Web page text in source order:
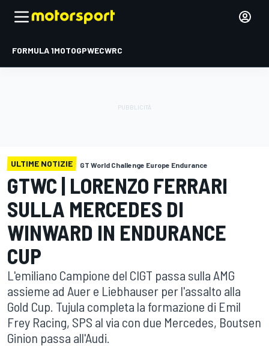
FORMULA 1MOTOGPWECWRC
ULTIME NOTIZIE GT World Challenge Europe Endurance
GTWC | LORENZO FERRARI
SULLA MERCEDES DI
WINWARD IN ENDURANCE
CUP
L'emiliano Campione del CIGT passa sulla AMG
assieme ad Auer e Liebhauser per l'assalto alla
Gold Cup. Tujula completa la formazione di Emil
Frey Racing, SPS al via con due Mercedes, Boutsen
Ginion passa all'Audi.